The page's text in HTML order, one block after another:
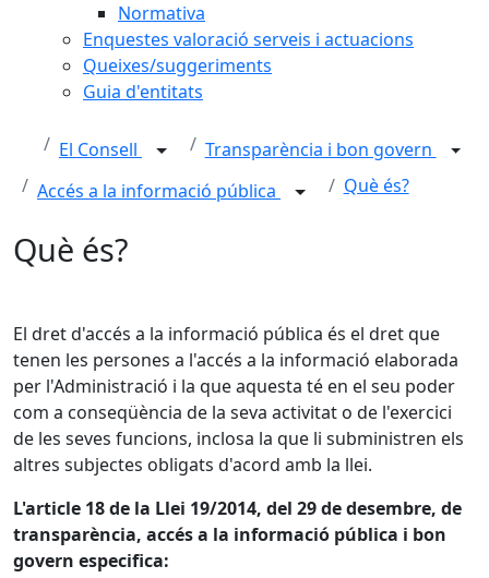
Normativa
Enquestes valoració serveis i actuacions
Queixes/suggeriments
Guia d'entitats
El Consell
Transparència i bon govern
Accés a la informació pública
Què és?
Què és?
El dret d'accés a la informació pública és el dret que
tenen les persones a l'accés a la informació elaborada
per l'Administració i la que aquesta té en el seu poder
com a conseqüència de la seva activitat o de l'exercici
de les seves funcions, inclosa la que li subministren els
altres subjectes obligats d'acord amb la llei.
L'article 18 de la Llei 19/2014, del 29 de desembre, de
transparència, accés a la informació pública i bon
govern especifica: